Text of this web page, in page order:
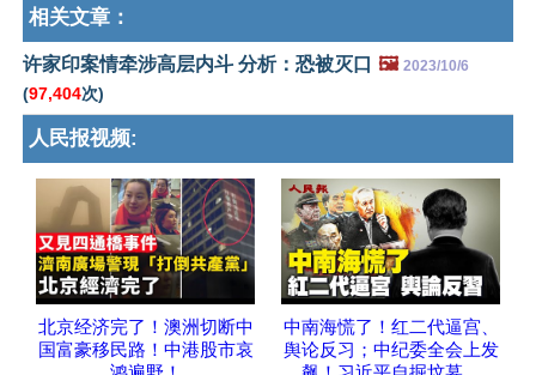
相关文章：
许家印案情牵涉高层内斗 分析：恐被灭口 🖼️ 2023/10/6
(97,404次)
人民报视频:
北京经济完了！澳洲切断中
国富豪移民路！中港股市哀
中南海慌了！红二代逼宫、
舆论反习；中纪委全会上发